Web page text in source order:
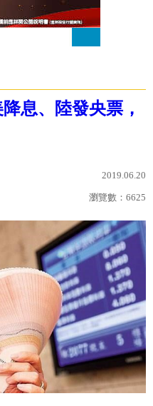
息、陸發央票，
2019.06.20
瀏覽數： 6625